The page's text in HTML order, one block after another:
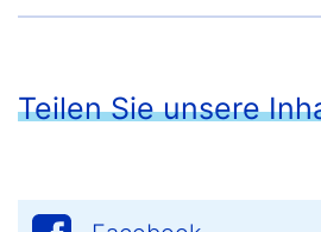
Teilen Sie unsere